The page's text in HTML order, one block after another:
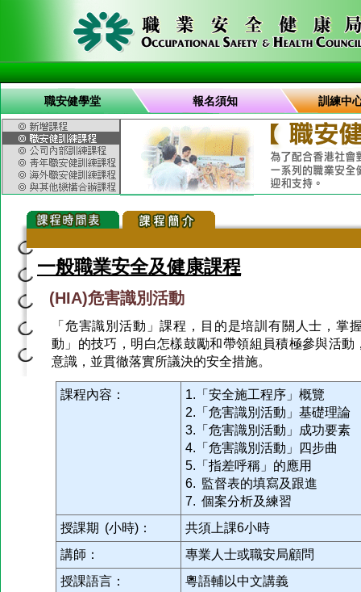
職安健學堂 報名須知 訓練中
一般職業安全及健康課程
(HIA)危害識別活動
「危害識別活動」課程，目的是培訓有關人士，掌
動」的技巧，明白怎樣鼓勵和帶領組員積極參與活
意識，並貫徹落實所議決的安全措施。
課程內容：
1.「安全施工程序」概覽
2.「危害識別活動」基礎理論
3.「危害識別活動」成功要素
4.「危害識別活動」四步曲
5.「指差呼稱」的應用
6. 監督表的填寫及跟進
7. 個案分析及練習
授課期 (小時)：
共須上課6小時
講師：
專業人士或職安局顧問
授課語言：
粵語輔以中文講義